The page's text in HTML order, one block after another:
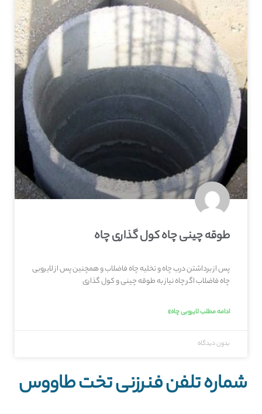
طوقه چینی چاه کول گذاری چاه
پس از برداشتن درب چاه و تخلیه چاه فاضلاب و همچنین پس از لایروبی
چاه فاضلاب اگر چاه نیاز به طوقه چینی و کول گذاری
ادامه مطلب لایروبی چاه»
بدون دیدگاه
شماره تلفن فنرزنی تخت طاووس